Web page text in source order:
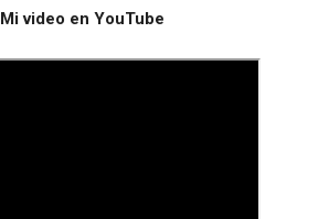
Mi video en YouTube